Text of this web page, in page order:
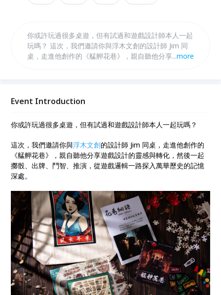
你或許玩過很多桌遊，但有試過和遊戲設計師本人一起
玩嗎？ 這次，我們邀請你與浮木文創的設計師 Jim 同
桌，走進他創作的《艋舺花巷》，親自聽他分享遊戲設
...more
Event Introduction
你或許玩過很多桌遊，但有試過和遊戲設計師本人一起玩嗎？
這次，我們邀請你與浮木文創的設計師 Jim 同桌，走進他創作的
《艋舺花巷》，親自聽他分享遊戲設計的靈感與轉化，然後一起
擲骰、出牌、鬥智、推演，從遊戲邏輯一路探入萬華歷史的記憶
深處。